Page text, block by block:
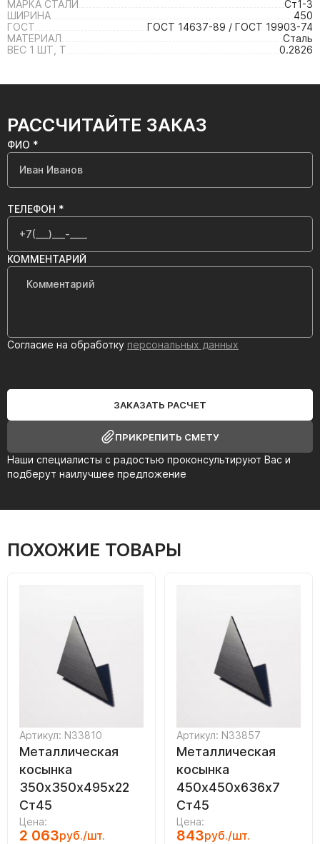
МАРКА СТАЛИ
Ст1-3
ШИРИНА
450
ГОСТ
ГОСТ 14637-89 / ГОСТ 19903-74
МАТЕРИАЛ
Сталь
ВЕС 1 ШТ, Т
0.2826
РАССЧИТАЙТЕ ЗАКАЗ
Наши специалисты с радостью проконсультируют Вас и
подберут наилучшее предложение
ФИО *
ТЕЛЕФОН *
КОММЕНТАРИЙ
Согласие на обработку персональных данных
ЗАКАЗАТЬ РАСЧЕТ
ПРИКРЕПИТЬ СМЕТУ
ПОХОЖИЕ ТОВАРЫ
Артикул: N33810
Металлическая
косынка
350х350х495х22
Ст45
Цена:
2 063руб./шт.
Артикул: N33857
Металлическая
косынка
450х450х636х7
Ст45
Цена:
843руб./шт.